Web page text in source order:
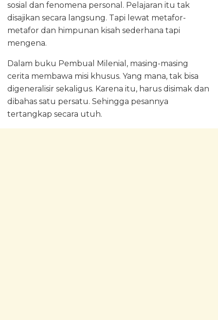
sosial dan fenomena personal. Pelajaran itu tak
disajikan secara langsung. Tapi lewat metafor-
metafor dan himpunan kisah sederhana tapi
mengena.
Dalam buku Pembual Milenial, masing-masing
cerita membawa misi khusus. Yang mana, tak bisa
digeneralisir sekaligus. Karena itu, harus disimak dan
dibahas satu persatu. Sehingga pesannya
tertangkap secara utuh.